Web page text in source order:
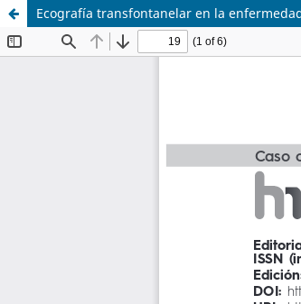
Ecografía transfontanelar en la